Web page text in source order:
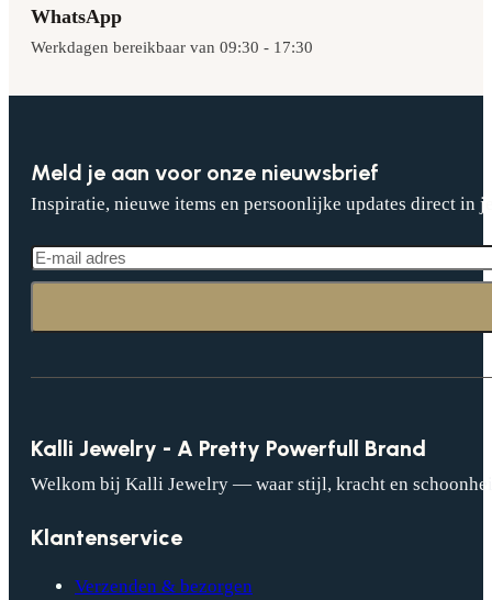
WhatsApp
Werkdagen bereikbaar van 09:30 - 17:30
Meld je aan voor onze nieuwsbrief
Inspiratie, nieuwe items en persoonlijke updates direct in
Kalli Jewelry - A Pretty Powerfull Brand
Welkom bij Kalli Jewelry — waar stijl, kracht en
Klantenservice
Verzenden & bezorgen